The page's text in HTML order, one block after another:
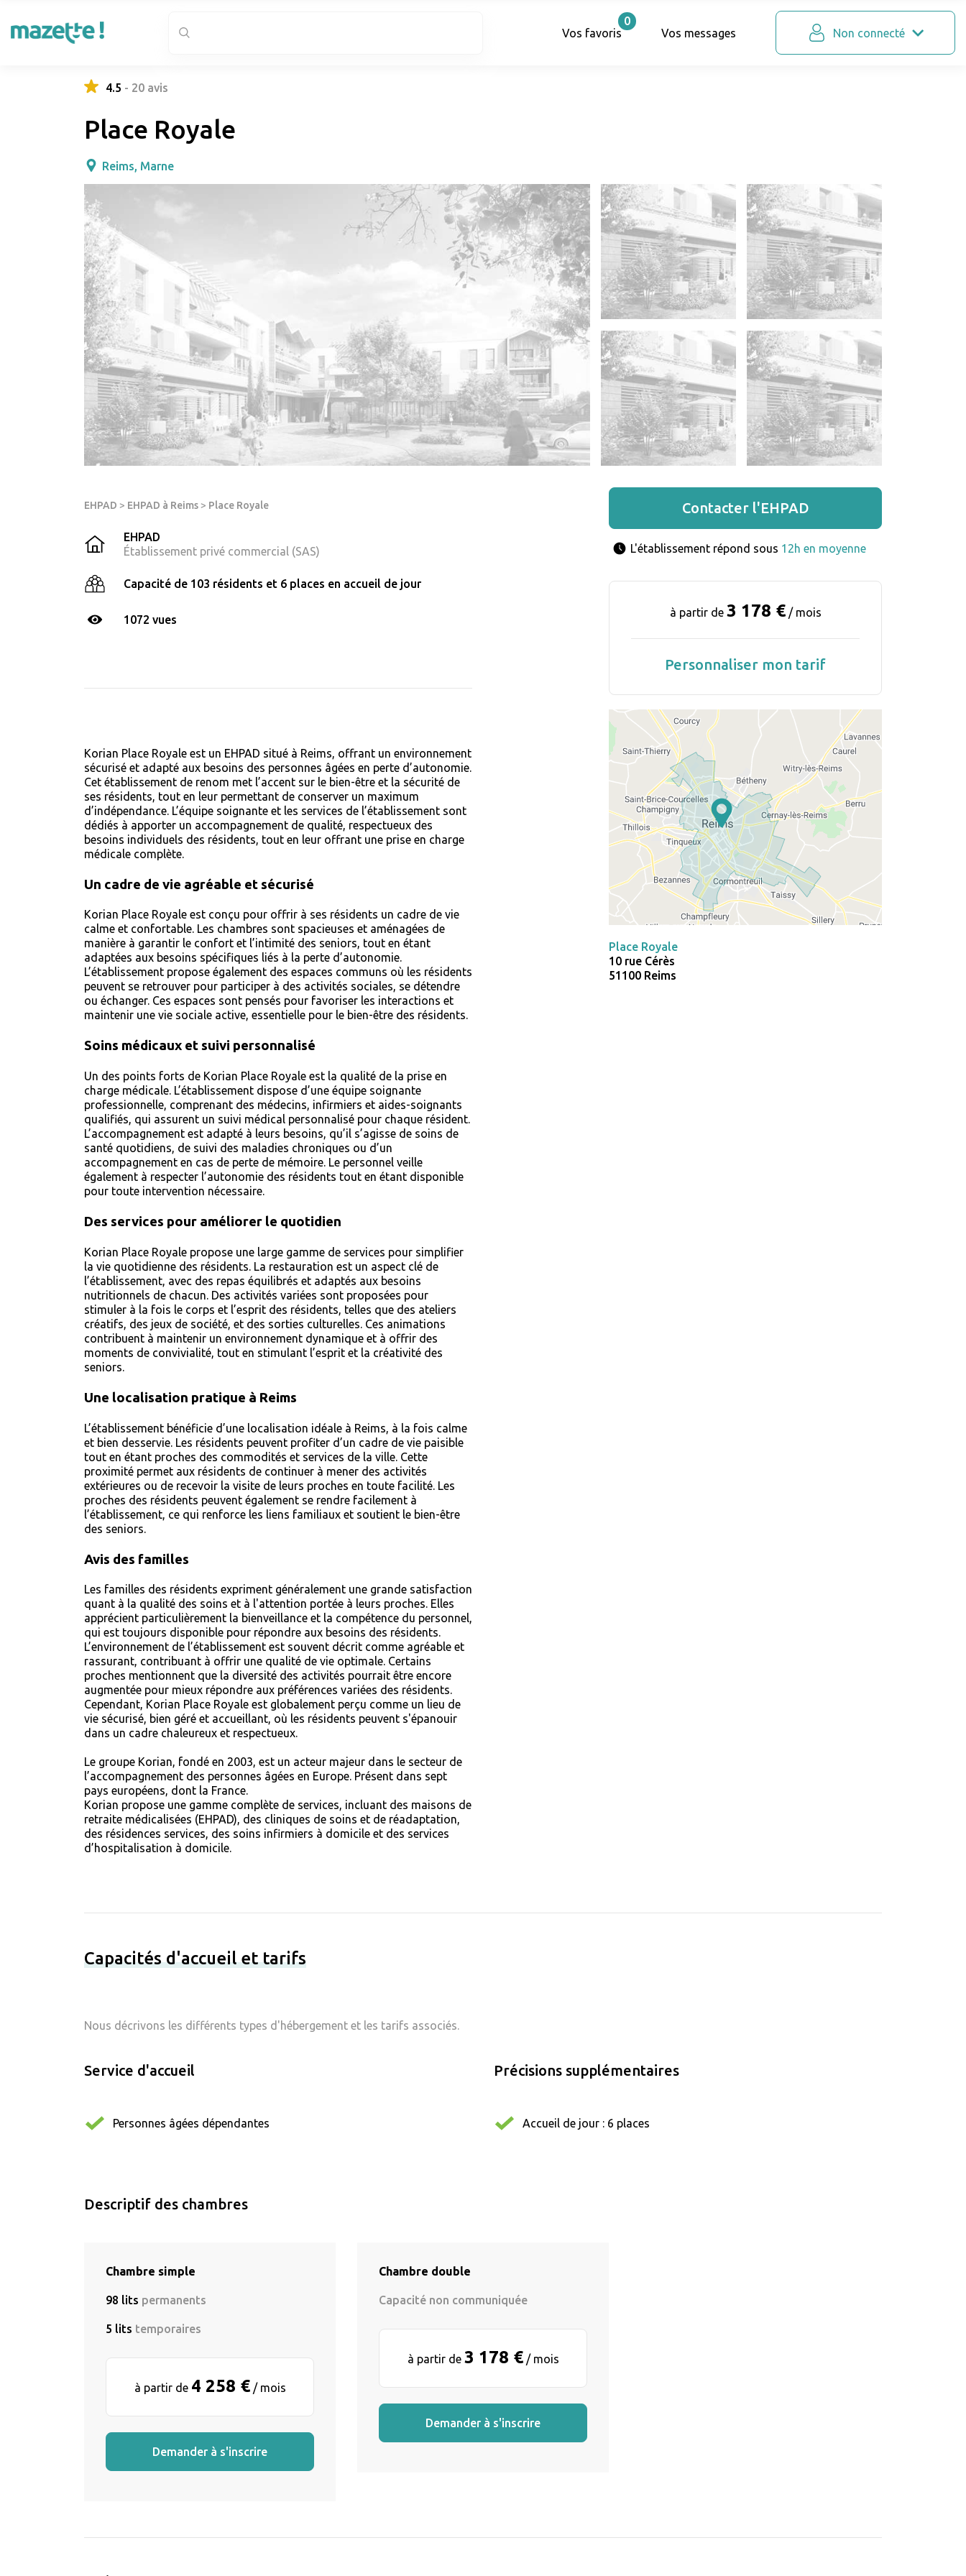
Vos favoris
0
Vos messages
Non connecté
4.5 - 20 avis
Place Royale
Reims, Marne
EHPAD > EHPAD à Reims > Place Royale
EHPAD
Établissement privé commercial (SAS)
Capacité de 103 résidents et 6 places en accueil de jour
1072 vues
Korian Place Royale est un EHPAD situé à Reims, offrant un environnement
sécurisé et adapté aux besoins des personnes âgées en perte d’autonomie.
Cet établissement de renom met l’accent sur le bien-être et la sécurité de
ses résidents, tout en leur permettant de conserver un maximum
d’indépendance. L’équipe soignante et les services de l’établissement sont
dédiés à apporter un accompagnement de qualité, respectueux des
besoins individuels des résidents, tout en leur offrant une prise en charge
médicale complète.
Un cadre de vie agréable et sécurisé
Korian Place Royale est conçu pour offrir à ses résidents un cadre de vie
calme et confortable. Les chambres sont spacieuses et aménagées de
manière à garantir le confort et l’intimité des seniors, tout en étant
adaptées aux besoins spécifiques liés à la perte d’autonomie.
L’établissement propose également des espaces communs où les résidents
peuvent se retrouver pour participer à des activités sociales, se détendre
ou échanger. Ces espaces sont pensés pour favoriser les interactions et
maintenir une vie sociale active, essentielle pour le bien-être des résidents.
Soins médicaux et suivi personnalisé
Un des points forts de Korian Place Royale est la qualité de la prise en
charge médicale. L’établissement dispose d’une équipe soignante
professionnelle, comprenant des médecins, infirmiers et aides-soignants
qualifiés, qui assurent un suivi médical personnalisé pour chaque résident.
L’accompagnement est adapté à leurs besoins, qu’il s’agisse de soins de
santé quotidiens, de suivi des maladies chroniques ou d’un
accompagnement en cas de perte de mémoire. Le personnel veille
également à respecter l’autonomie des résidents tout en étant disponible
pour toute intervention nécessaire.
Des services pour améliorer le quotidien
Korian Place Royale propose une large gamme de services pour simplifier
la vie quotidienne des résidents. La restauration est un aspect clé de
l’établissement, avec des repas équilibrés et adaptés aux besoins
nutritionnels de chacun. Des activités variées sont proposées pour
stimuler à la fois le corps et l’esprit des résidents, telles que des ateliers
créatifs, des jeux de société, et des sorties culturelles. Ces animations
contribuent à maintenir un environnement dynamique et à offrir des
moments de convivialité, tout en stimulant l’esprit et la créativité des
seniors.
Une localisation pratique à Reims
L’établissement bénéficie d’une localisation idéale à Reims, à la fois calme
et bien desservie. Les résidents peuvent profiter d’un cadre de vie paisible
tout en étant proches des commodités et services de la ville. Cette
proximité permet aux résidents de continuer à mener des activités
extérieures ou de recevoir la visite de leurs proches en toute facilité. Les
proches des résidents peuvent également se rendre facilement à
l’établissement, ce qui renforce les liens familiaux et soutient le bien-être
des seniors.
Avis des familles
Les familles des résidents expriment généralement une grande satisfaction
quant à la qualité des soins et à l'attention portée à leurs proches. Elles
apprécient particulièrement la bienveillance et la compétence du personnel,
qui est toujours disponible pour répondre aux besoins des résidents.
L’environnement de l’établissement est souvent décrit comme agréable et
rassurant, contribuant à offrir une qualité de vie optimale. Certains
proches mentionnent que la diversité des activités pourrait être encore
augmentée pour mieux répondre aux préférences variées des résidents.
Cependant, Korian Place Royale est globalement perçu comme un lieu de
vie sécurisé, bien géré et accueillant, où les résidents peuvent s'épanouir
dans un cadre chaleureux et respectueux.
Le groupe Korian, fondé en 2003, est un acteur majeur dans le secteur de
l’accompagnement des personnes âgées en Europe. Présent dans sept
pays européens, dont la France.
Korian propose une gamme complète de services, incluant des maisons de
retraite médicalisées (EHPAD), des cliniques de soins et de réadaptation,
des résidences services, des soins infirmiers à domicile et des services
d’hospitalisation à domicile.
Contacter l'EHPAD
L'établissement répond sous 12h en moyenne
à partir de 3 178 €/ mois
Personnaliser mon tarif
Place Royale
10 rue Cérès
51100 Reims
Capacités d'accueil et tarifs
Nous décrivons les différents types d'hébergement et les tarifs associés.
Service d'accueil
Personnes âgées dépendantes
Précisions supplémentaires
Accueil de jour : 6 places
Descriptif des chambres
Chambre simple
98 lits permanents
5 lits temporaires
à partir de 4 258 €/ mois
Demander à s'inscrire
Chambre double
Capacité non communiquée
à partir de 3 178 €/ mois
Demander à s'inscrire